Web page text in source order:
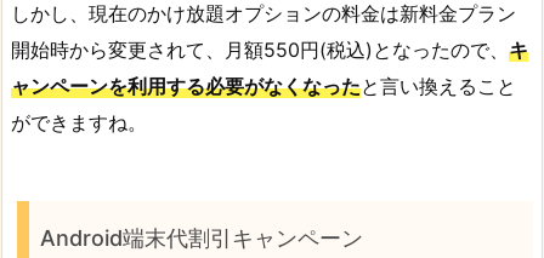
しかし、現在のかけ放題オプションの料金は新料金プラン
開始時から変更されて、月額550円(税込)となったので、 キ
ャンペーンを利用する必要がなくなったと言い換えること
ができますね。
Android端末代割引キャンペーン